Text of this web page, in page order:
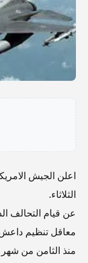
اعلن الجيش
الثلاثاء.
عن قيام التحالف
معاقل تنظيم
منذ الثامن من